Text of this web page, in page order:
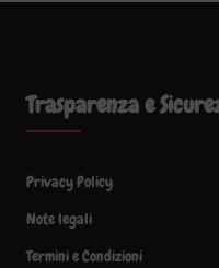
Trasparenza e
Privacy Policy
Note legali
Termini e Condizioni